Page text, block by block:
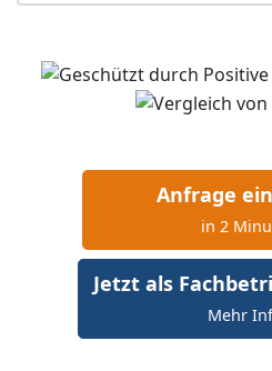
Anfrage
in 2
Jetzt als
Mehr